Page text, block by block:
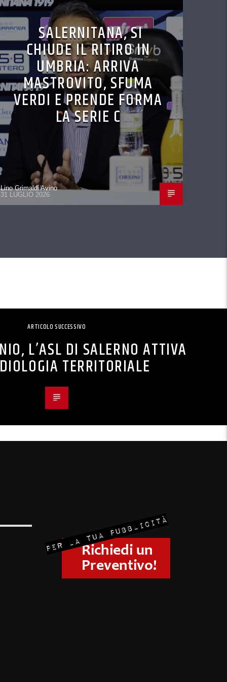
SALERNITANA, SI
CHIUDE IL RITIRO IN
UMBRIA: ARRIVA
MASTROVITO, SFUMA
VERDI E PRENDE FORMA
LA SERIE C
Lino Grimaldi Avino
31 LUGLIO 2026
ARTICOLO SUCCESSIVO
L’ASL DI SALERNO ATTIVA
TERRITORIALE